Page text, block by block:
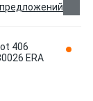
406
ERA